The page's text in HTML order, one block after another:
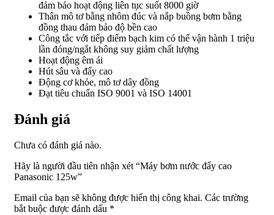
đảm bảo hoạt động liên tục suốt 8000 giờ
Thân mô tơ bằng nhôm đúc và nắp buồng bơm bằng
đồng thau đảm bảo độ bền cao
Công tắc với tiếp điểm bạch kim có thể vận hành 1 triệu
lần đóng/ngắt không suy giảm chất lượng
Hoạt động êm ái
Hút sâu và đẩy cao
Động cơ khỏe, mô tơ dây đồng
Đạt tiêu chuẩn ISO 9001 và ISO 14001
Đánh giá
Chưa có đánh giá nào.
Hãy là người đầu tiên nhận xét “Máy bơm nước đẩy cao
Panasonic 125w”
Email của bạn sẽ không được hiển thị công khai. Các trường
bắt buộc được đánh dấu *